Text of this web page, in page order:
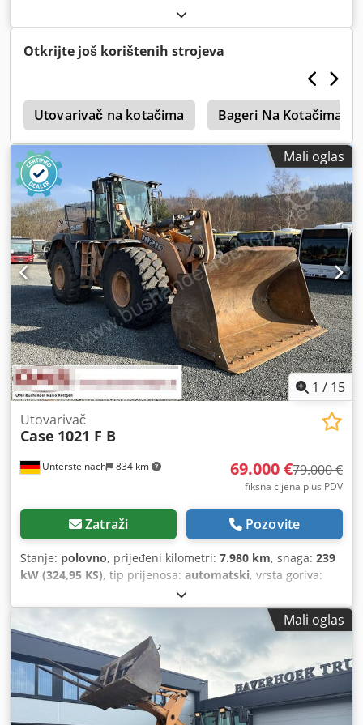
Otkrijte još korištenih strojeva
Utovarivač na kotačima Bageri Na Kotačima
Mali oglas
1 / 15
Untersteinach 834 km
Utovarivač
Case 1021 F B
69.000 €79.000 €
fiksna cijena plus PDV
Zatraži Pozovite
Stanje: polovno, prijeđeni kilometri: 7.980 km, snaga: 239
kW (324,95 KS), tip prijenosa: automatski, vrsta goriva:
, prva registracija:
izgradnje:2013, Oprema:klima-uređaj,
Mali oglas